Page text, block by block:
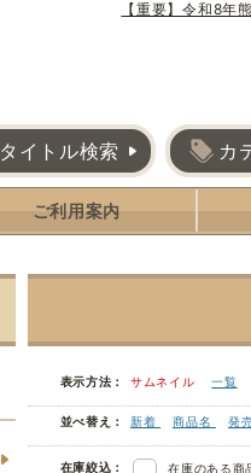
【重要】令和8年
タイトル検索 カ
ご利用案内
表示方法： サムネイル 一覧
並べ替え： 新着 商品名 発
在庫絞込： 在庫のある商